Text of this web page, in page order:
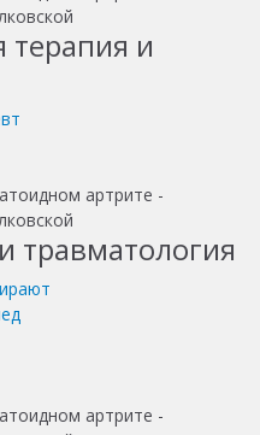
терапия и
травматология